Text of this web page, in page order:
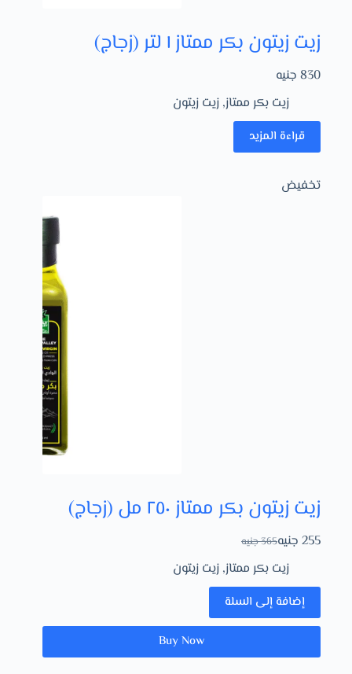
زيت زيتون بكر ممتاز ١ لتر (زجاج)
830 جنيه
زيت بكر ممتاز, زيت زيتون
قراءة المزيد
تخفيض
زيت زيتون بكر ممتاز ٢٥٠ مل (زجاج)
365جنيه 255 جنيه
زيت بكر ممتاز, زيت زيتون
إضافة إلى السلة
Buy Now